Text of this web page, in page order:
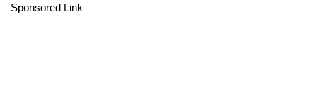
Sponsored Link